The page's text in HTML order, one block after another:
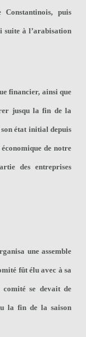
Constantinois, puis
suite à l’arabisation
financier, ainsi que
jusqu la fin de la
état initial depuis
de notre
des entreprises
une assemble
fût élu avec à sa
se devait de
la fin de la saison